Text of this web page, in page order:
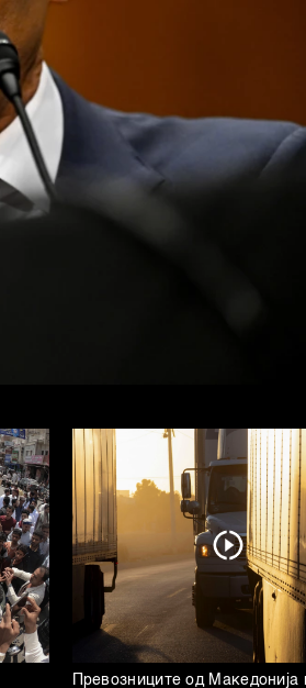
Превозниците од Македонија